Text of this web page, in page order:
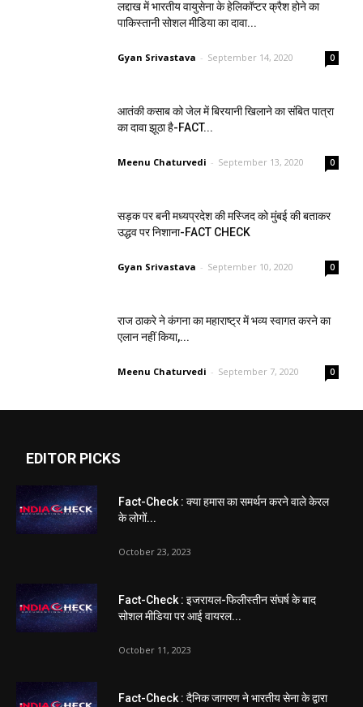
लद्दाख में भारतीय वायुसेना के हेलिकॉप्टर क्रैश होने का
पाकिस्तानी सोशल मीडिया का दावा...
Gyan Srivastava - September 14, 2020 0
आतंकी कसाब को जेल में बिरयानी खिलाने का संबित पात्रा
का दावा झूठा है-FACT...
Meenu Chaturvedi - September 13, 2020 0
सड़क पर बनी मध्यप्रदेश की मस्जिद को मुंबई की बताकर
उद्धव पर निशाना-FACT CHECK
Gyan Srivastava - September 10, 2020 0
राज ठाकरे ने कंगना का महाराष्ट्र में भव्य स्वागत करने का
एलान नहीं किया,...
Meenu Chaturvedi - September 7, 2020 0
EDITOR PICKS
Fact-Check : क्या हमास का समर्थन करने वाले केरल
के लोगों...
October 23, 2023
Fact-Check : इजरायल-फिलीस्तीन संघर्ष के बाद
सोशल मीडिया पर आई वायरल...
October 11, 2023
Fact-Check : दैनिक जागरण ने भारतीय सेना के द्वारा